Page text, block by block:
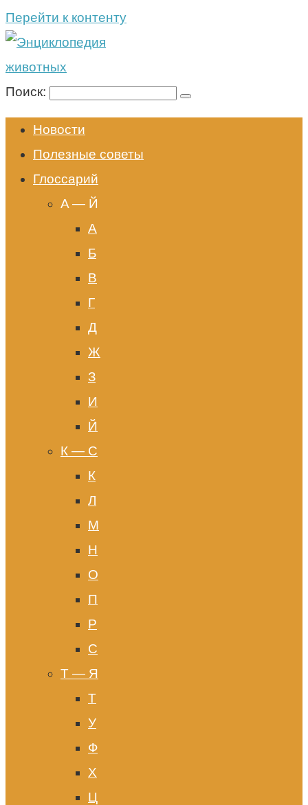
Перейти к контенту
Поиск:
Новости
Полезные советы
Глоссарий
A — Й
А
Б
В
Г
Д
Ж
З
И
Й
К — С
К
Л
М
Н
О
П
Р
С
Т — Я
Т
У
Ф
Х
Ц